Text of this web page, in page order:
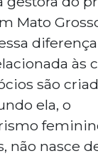
Mato
às
são
ela, o
não nasce